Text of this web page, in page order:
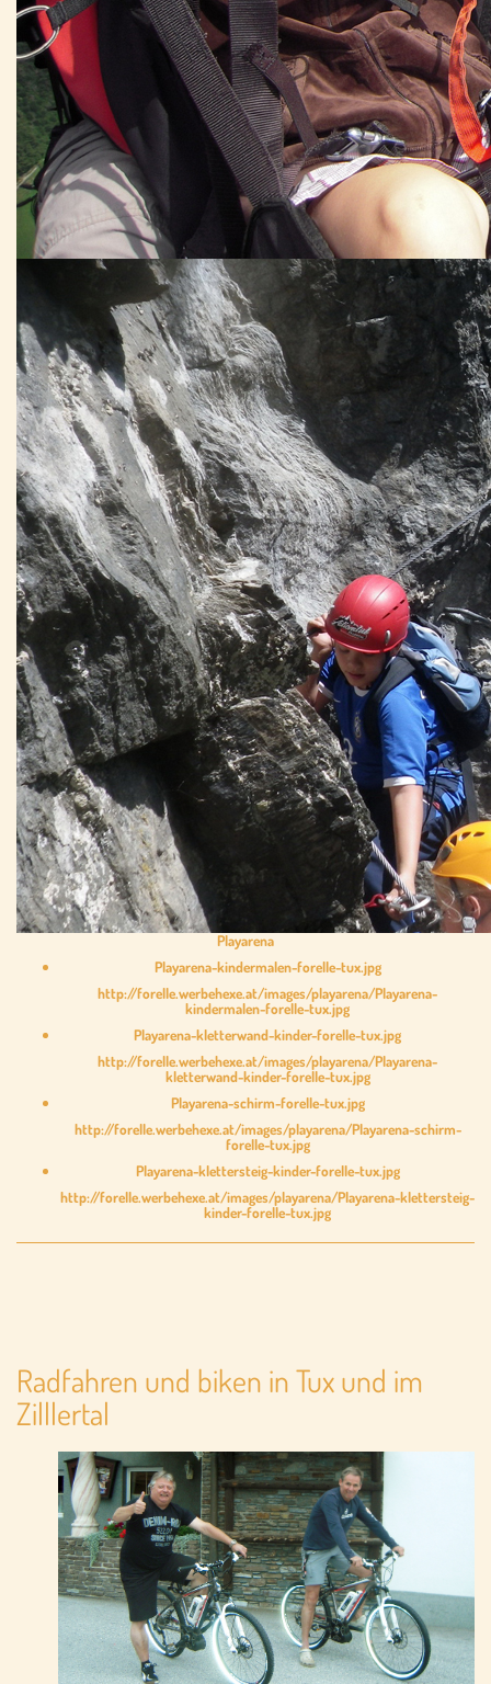
Playarena
Playarena-kindermalen-forelle-tux.jpg
http://forelle.werbehexe.at/images/playarena/Playarena-
kindermalen-forelle-tux.jpg
Playarena-kletterwand-kinder-forelle-tux.jpg
http://forelle.werbehexe.at/images/playarena/Playarena-
kletterwand-kinder-forelle-tux.jpg
Playarena-schirm-forelle-tux.jpg
http://forelle.werbehexe.at/images/playarena/Playarena-schirm-
forelle-tux.jpg
Playarena-klettersteig-kinder-forelle-tux.jpg
http://forelle.werbehexe.at/images/playarena/Playarena-klettersteig-
kinder-forelle-tux.jpg
Radfahren und biken in Tux und im
Zilllertal